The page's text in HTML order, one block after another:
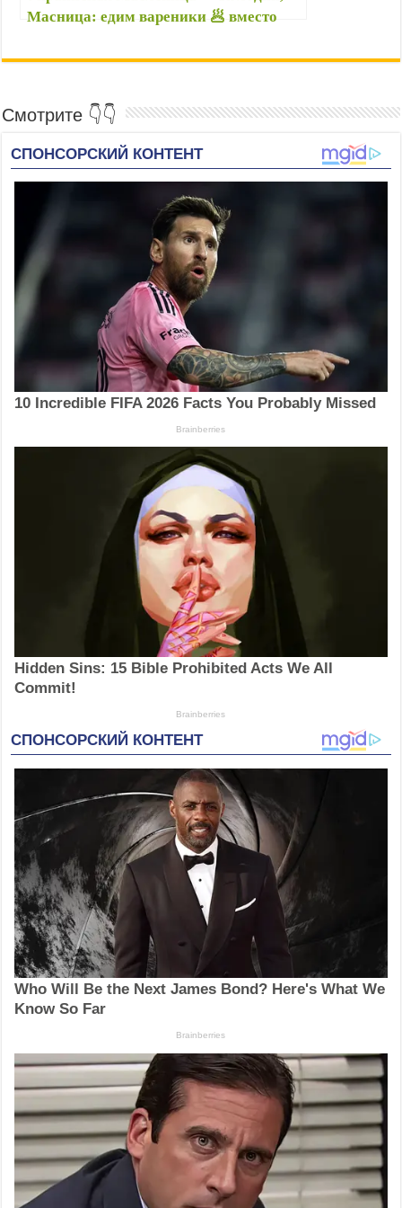
i
Масница: едим вареники 🥟 вместо
российской Масленицы?
Смотрите 👇👇